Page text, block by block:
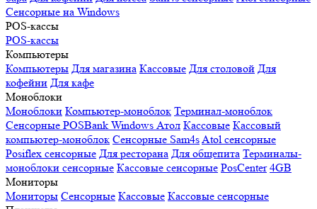
Сенсорные на Windows
POS-кассы
POS-кассы
Компьютеры
Компьютеры Для магазина Кассовые Для столовой Для
кофейни Для кафе
Моноблоки
Моноблоки Компьютер-моноблок Терминал-моноблок
Сенсорные POSBank Windows Атол Кассовые Кассовый
компьютер-моноблок Сенсорные Sam4sAtol сенсорные
Posiflex сенсорные Для ресторана Для общепита Терминалы-
моноблоки сенсорные Кассовые сенсорные PosCenter 4GB
Мониторы
Мониторы Сенсорные Кассовые Кассовые сенсорные